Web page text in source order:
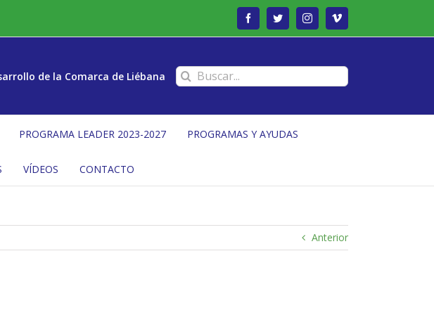
FacebookTwitterInstagramVimeo
de la Comarca de Liébana Buscar:
PROGRAMA LEADER 2023-2027 PROGRAMAS Y AYUDAS
VÍDEOS CONTACTO
Anterior